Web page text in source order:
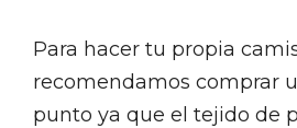
Para hacer tu propia
recomendamos comprar
punto ya que el tejido de